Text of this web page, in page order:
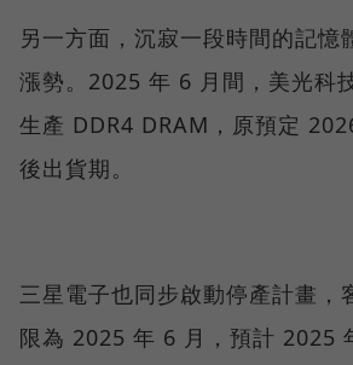
另一方面，沉寂一段時間的記憶
漲勢。2025 年 6 月間，美光科
生產 DDR4 DRAM，原預定
後出貨期。
三星電子也同步啟動停產計畫，
限為 2025 年 6 月，預計 2025